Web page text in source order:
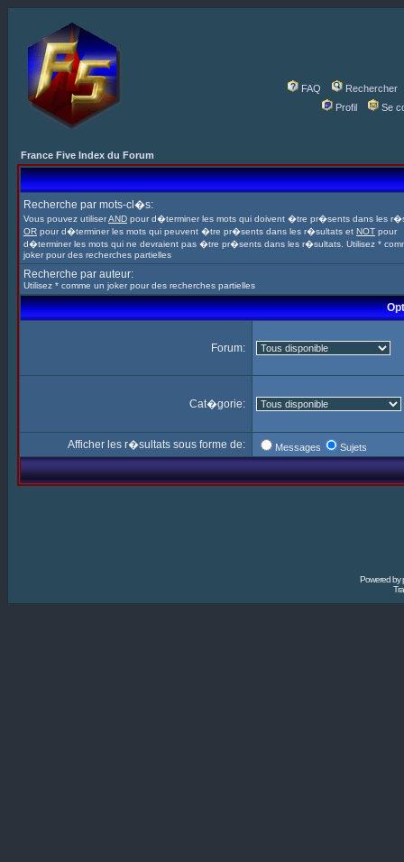
FAQ
Rechercher
Profil
Se
France Five Index du Forum
Recherche par mots-cl�s:
Vous pouvez utiliserAND pour d�terminer les mots qui doivent �tre pr�sents dans les
OR pour d�terminer les mots qui peuvent �tre pr�sents dans les r�sultats et NOT pour
d�terminer les mots qui ne devraient pas �tre pr�sents dans les r�sultats. Utilisez *
joker pour des recherches partielles
Recherche par auteur:
Utilisez * comme un joker pour des recherches partielles
Forum:
Cat�gorie:
Afficher les r�sultats sous forme de: Messages Sujets
Powered by